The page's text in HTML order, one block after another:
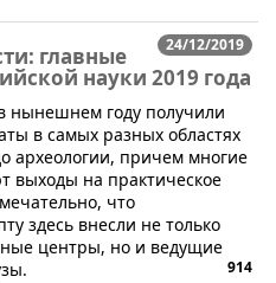
24/12/2019
главные
науки 2019 года
нынешнем году получили
в самых разных областях
археологии, причем многие
выходы на практическое
что
здесь внесли не только
центры, но и ведущие
914